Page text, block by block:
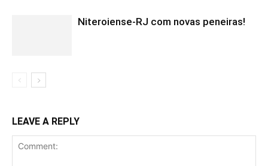
Niteroiense-RJ com novas peneiras!
LEAVE A REPLY